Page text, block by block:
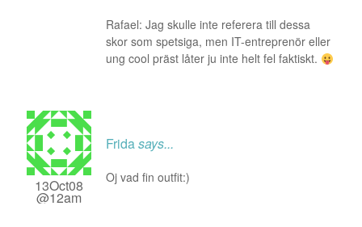
Rafael: Jag skulle inte referera till dessa
skor som spetsiga, men IT-entreprenör eller
ung cool präst låter ju inte helt fel faktiskt.
13Oct08
@12am
Fridasays...
Oj vad fin outfit:)